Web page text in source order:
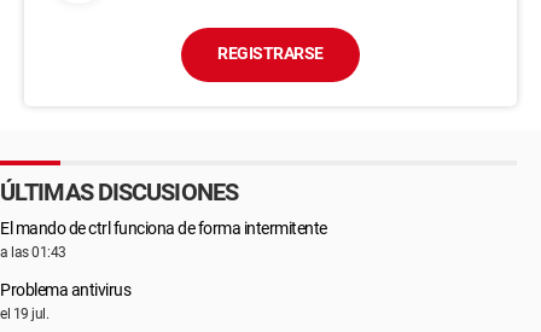
REGISTRARSE
ÚLTIMAS DISCUSIONES
El mando de ctrl funciona de forma intermitente
a las 01:43
Problema antivirus
el 19 jul.